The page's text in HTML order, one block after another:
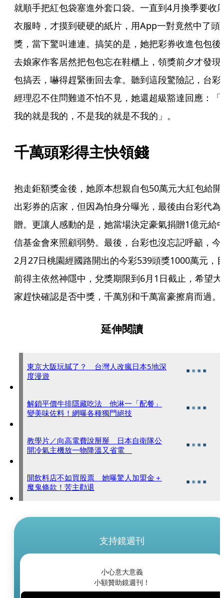
就順手把紅包袋塞進外套口袋。一直到4月換季要收
衣服時，才摸到硬硬的紙片，用App一對竟然中了頭
獎，當下驚叫連連。搞笑的是，她把彩券收進包包後
去娘家作客居然把包包忘在鞋櫃上，領獎前夕才發現
包搞丟，嚇得趕緊衝回去拿。聽到這段驚險記，台彩
經理忍不住問難道不怕不見，她還超級豁達回應：「
我的就是我的，不是我的就是不我的」。
千萬頭彩得主快領錢
抱走鉅額獎金後，她原本想親自包50萬元大紅包給開
出彩券的店家，但因為怕身分曝光，最後由台彩代為
贈。更讓人感動的是，她當場決定豪氣捐贈1億元給
信基金會來照顧弱勢。最後，台彩也沒忘記呼籲，今
2月27日桃園經國路開出的今彩539頭獎1000萬元，
前得主依然神隱中，兌獎期限到6月1日截止，希望大
家趕快確認是否中獎，千萬別和千萬富豪擦肩而過。
延伸閱讀
東京大阪玩膩了？ 台灣人改瘋日本5地深
度漫遊
解鎖平價牛排隱藏吃法 他淋一「配餐」
變美味佐料！網曝各種獨門絕技
教學片／向高電費說掰掰 日本自衛隊公
開冷氣主機放一物降溫又省電
開飲料店不如買股票 她曝驚人加盟金＋
魔鬼條款！苦主勸退
支持鏡週刊
小心意大意義
小額贊助鏡週刊！